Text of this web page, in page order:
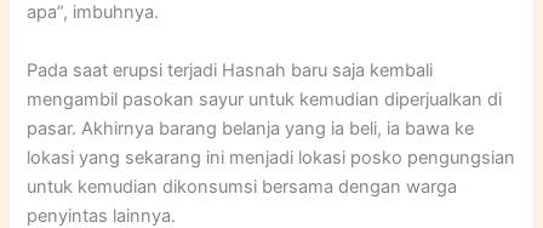
apa”, imbuhnya.
Pada saat erupsi terjadi Hasnah baru saja kembali
mengambil pasokan sayur untuk kemudian diperjualkan di
pasar. Akhirnya barang belanja yang ia beli, ia bawa ke
lokasi yang sekarang ini menjadi lokasi posko pengungsian
untuk kemudian dikonsumsi bersama dengan warga
penyintas lainnya.